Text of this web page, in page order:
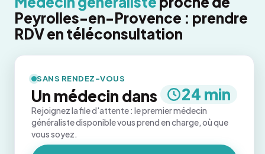
Peyrolles-en-Provence : prendre
RDV en téléconsultation
SANS RENDEZ-VOUS
Un médecin dans 24 min
Rejoignez la file d'attente : le premier médecin
généraliste disponible vous prend en charge, où que
vous soyez.